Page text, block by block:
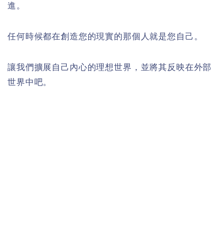
進。
任何時候都在創造您的現實的那個人就是您自己。
讓我們擴展自己內心的理想世界，並將其反映在外部
世界中吧。